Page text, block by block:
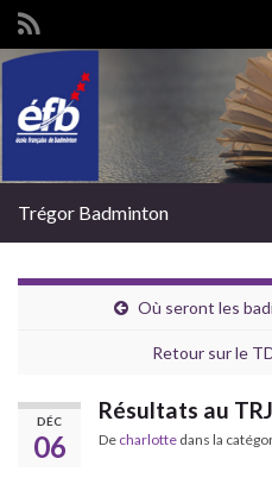
Trégor Badminton
Où seront les
Retour sur le
DÉC
06
Résultats au
De charlotte dans la